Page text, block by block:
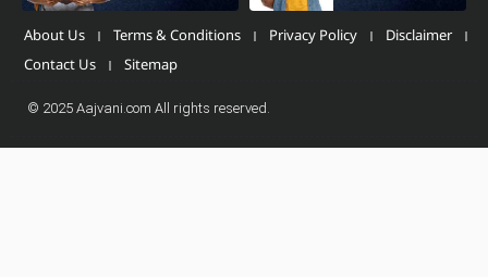
About Us Terms & Conditions Privacy Policy
Disclaimer
Contact Us
Sitemap
© 2025 Aajvani.com All rights reserved.